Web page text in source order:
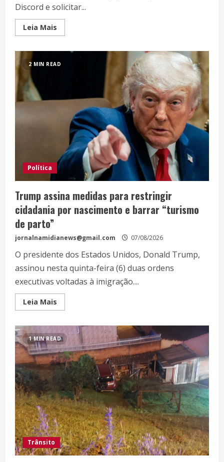
Discord e solicitar...
Leia Mais
2 MIN READ
Política
Trump assina medidas para restringir
cidadania por nascimento e barrar “turismo
de parto”
jornalnamidianews@gmail.com 07/08/2026
O presidente dos Estados Unidos, Donald Trump,
assinou nesta quinta-feira (6) duas ordens
executivas voltadas à imigração....
Leia Mais
1 MIN READ
Trânsito